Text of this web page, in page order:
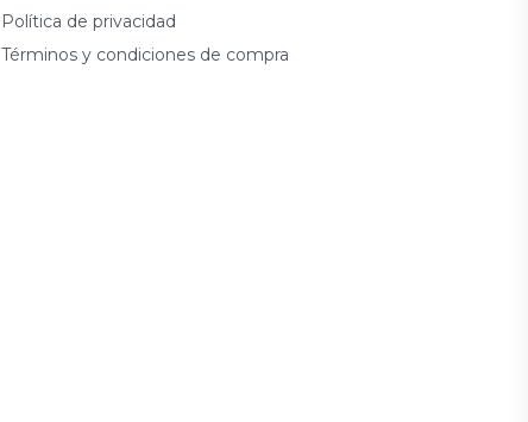
Política de privacidad
Términos y condiciones de compra